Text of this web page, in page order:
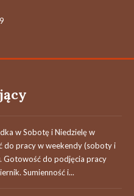
w Sobotę i Niedzielę w
do pracy w weekendy (soboty i
Gotowość do podjęcia pracy
Sumienność i...